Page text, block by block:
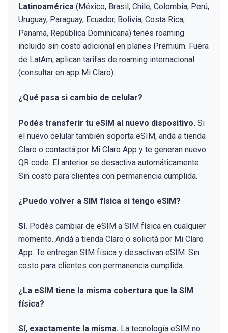
Latinoamérica (México, Brasil, Chile, Colombia, Perú,
Uruguay, Paraguay, Ecuador, Bolivia, Costa Rica,
Panamá, República Dominicana) tenés roaming
incluido sin costo adicional en planes Premium. Fuera
de LatAm, aplican tarifas de roaming internacional
(consultar en app Mi Claro).
¿Qué pasa si cambio de celular?
Podés transferir tu eSIM al nuevo dispositivo. Si
el nuevo celular también soporta eSIM, andá a tienda
Claro o contactá por Mi Claro App y te generan nuevo
QR code. El anterior se desactiva automáticamente.
Sin costo para clientes con permanencia cumplida.
¿Puedo volver a SIM física si tengo eSIM?
Sí. Podés cambiar de eSIM a SIM física en cualquier
momento. Andá a tienda Claro o solicitá por Mi Claro
App. Te entregan SIM física y desactivan eSIM. Sin
costo para clientes con permanencia cumplida.
¿La eSIM tiene la misma cobertura que la SIM
física?
Sí, exactamente la misma. La tecnología eSIM no